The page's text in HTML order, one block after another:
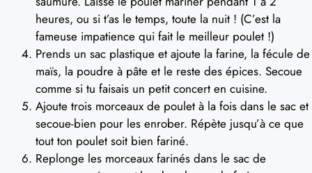
heures, ou si t’as le temps, toute la nuit ! (C’est la
fameuse impatience qui fait le meilleur poulet !)
Prends un sac plastique et ajoute la farine, la fécule de
maïs, la poudre à pâte et le reste des épices. Secoue
comme si tu faisais un petit concert en cuisine.
Ajoute trois morceaux de poulet à la fois dans le sac et
secoue-bien pour les enrober. Répète jusqu’à ce que
tout ton poulet soit bien fariné.
Replonge les morceaux farinés dans le sac de